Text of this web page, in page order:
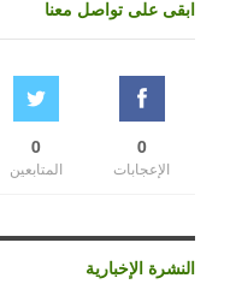
ابقى على تواصل معنا
0
الإعجابات
0
المتابعين
النشرة الإخبارية